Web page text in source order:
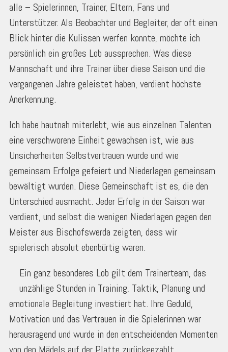
alle – Spielerinnen, Trainer, Eltern, Fans und
Unterstützer. Als Beobachter und Begleiter, der oft einen
Blick hinter die Kulissen werfen konnte, möchte ich
persönlich ein großes Lob aussprechen. Was diese
Mannschaft und ihre Trainer über diese Saison und die
vergangenen Jahre geleistet haben, verdient höchste
Anerkennung.
Ich habe hautnah miterlebt, wie aus einzelnen Talenten
eine verschworene Einheit gewachsen ist, wie aus
Unsicherheiten Selbstvertrauen wurde und wie
gemeinsam Erfolge gefeiert und Niederlagen gemeinsam
bewältigt wurden. Diese Gemeinschaft ist es, die den
Unterschied ausmacht. Jeder Erfolg in der Saison war
verdient, und selbst die wenigen Niederlagen gegen den
Meister aus Bischofswerda zeigten, dass wir
spielerisch absolut ebenbürtig waren.
Ein ganz besonderes Lob gilt dem Trainerteam, das
unzählige Stunden in Training, Taktik, Planung und
emotionale Begleitung investiert hat. Ihre Geduld,
Motivation und das Vertrauen in die Spielerinnen war
herausragend und wurde in den entscheidenden Momenten